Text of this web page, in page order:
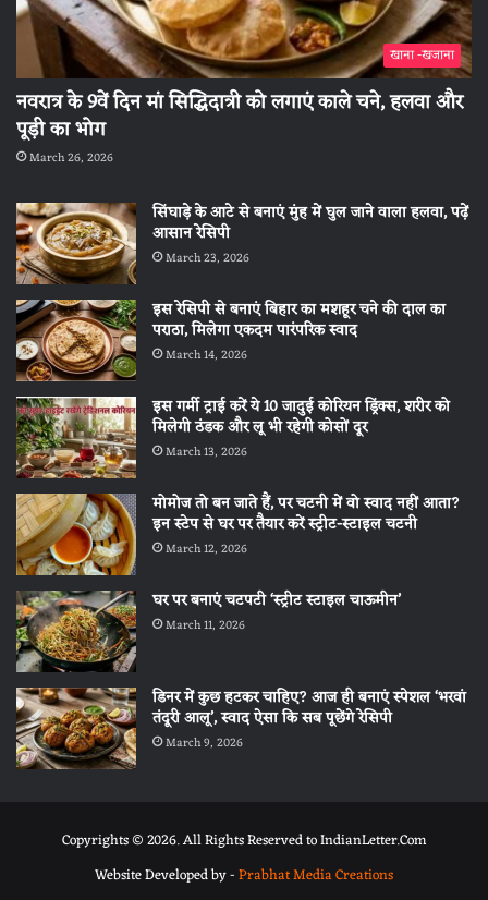
खाना -खजाना
नवरात्र के 9वें दिन मां सिद्धिदात्री को लगाएं काले चने, हलवा और
पूड़ी का भोग
March 26, 2026
सिंघाड़े के आटे से बनाएं मुंह में घुल जाने वाला हलवा, पढ़ें
आसान रेसिपी
March 23, 2026
इस रेसिपी से बनाएं बिहार का मशहूर चने की दाल का
पराठा, मिलेगा एकदम पारंपरिक स्वाद
March 14, 2026
इस गर्मी ट्राई करें ये 10 जादुई कोरियन ड्रिंक्स, शरीर को
मिलेगी ठंडक और लू भी रहेगी कोसों दूर
March 13, 2026
मोमोज तो बन जाते हैं, पर चटनी में वो स्वाद नहीं आता?
इन स्टेप से घर पर तैयार करें स्ट्रीट-स्टाइल चटनी
March 12, 2026
घर पर बनाएं चटपटी ‘स्ट्रीट स्टाइल चाऊमीन’
March 11, 2026
डिनर में कुछ हटकर चाहिए? आज ही बनाएं स्पेशल ‘भरवां
तंदूरी आलू’, स्वाद ऐसा कि सब पूछेंगे रेसिपी
March 9, 2026
Copyrights © 2026. All Rights Reserved to IndianLetter.Com
Website Developed by -Prabhat Media Creations